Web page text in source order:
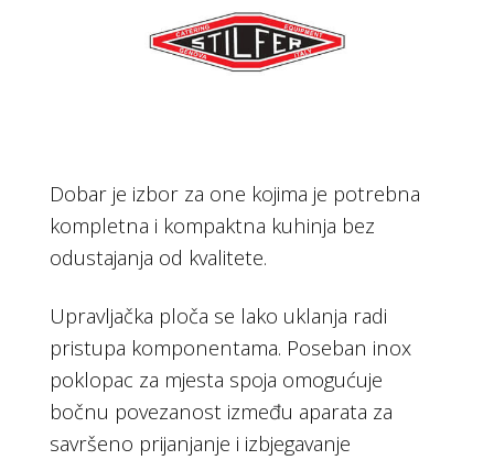
Dobar je izbor za one kojima je potrebna
kompletna i kompaktna kuhinja bez
odustajanja od kvalitete.
Upravljačka ploča se lako uklanja radi
pristupa komponentama. Poseban inox
poklopac za mjesta spoja omogućuje
bočnu povezanost između aparata za
savršeno prijanjanje i izbjegavanje